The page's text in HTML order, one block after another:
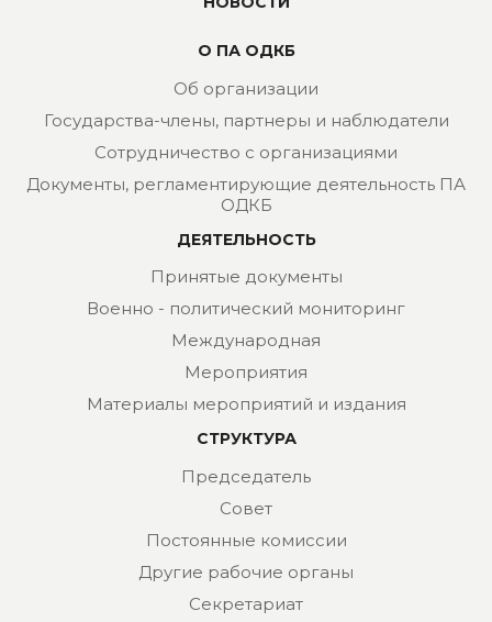
О ПА ОДКБ
Об организации
Государства-члены, партнеры и наблюдатели
Сотрудничество с организациями
Документы, регламентирующие деятельность ПА
ОДКБ
ДЕЯТЕЛЬНОСТЬ
Принятые документы
Военно - политический мониторинг
Международная
Мероприятия
Материалы мероприятий и издания
СТРУКТУРА
Председатель
Совет
Постоянные комиссии
Другие рабочие органы
Секретариат